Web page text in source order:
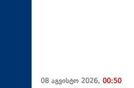
08 აგვისტო 2026, 00:50